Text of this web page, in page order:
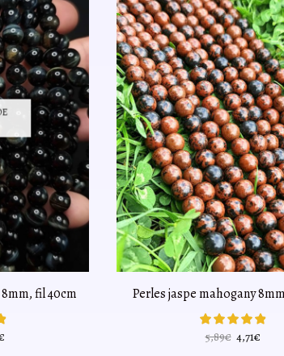
fil 40cm
Le
Perles jaspe mahogany
5,89€ Le
4,71€Le